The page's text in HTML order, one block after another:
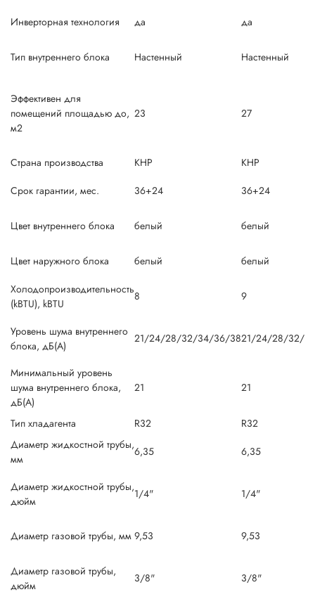
Инверторная технология
да да
Тип внутреннего блока Настенный Настенный
Эффективен для
помещений площадью до,
м2
23 27
Страна производства КНР
КНР
Срок гарантии, мес.
36+24 36+24
Цвет внутреннего блока белый белый
Цвет наружного блока белый
белый
Холодопроизводительность
(kBTU), kBTU
8 9
Уровень шума внутреннего
блока, дБ(А)
21/24/28/32/34/36/3821/24/28/32/
Минимальный уровень
шума внутреннего блока,
дБ(А)
21 21
Тип хладагента R32
R32
Диаметр жидкостной трубы,
мм
6,35 6,35
Диаметр жидкостной трубы,
дюйм
1/4" 1/4"
Диаметр газовой трубы, мм 9,53 9,53
Диаметр газовой трубы,
дюйм
3/8" 3/8"